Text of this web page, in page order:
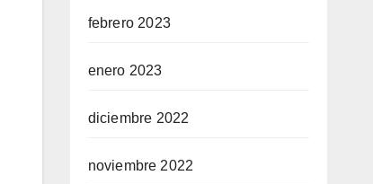
febrero 2023
enero 2023
diciembre 2022
noviembre 2022